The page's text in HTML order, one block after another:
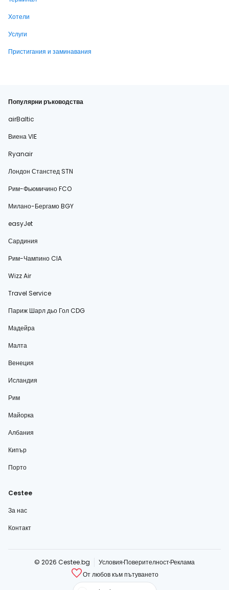
Хотели
Услуги
Пристигания и заминавания
Популярни ръководства
airBaltic
Виена VIE
Ryanair
Лондон Станстед STN
Рим-Фьюмичино FCO
Милано-Бергамо BGY
easyJet
Сардиния
Рим-Чампино CIA
Wizz Air
Travel Service
Париж Шарл дьо Гол CDG
Мадейра
Малта
Венеция
Исландия
Рим
Майорка
Албания
Кипър
Порто
Cestee
За нас
Контакт
© 2026 Cestee.bg Условия ПоверителностРеклама
От любов към пътуването
cestee.com